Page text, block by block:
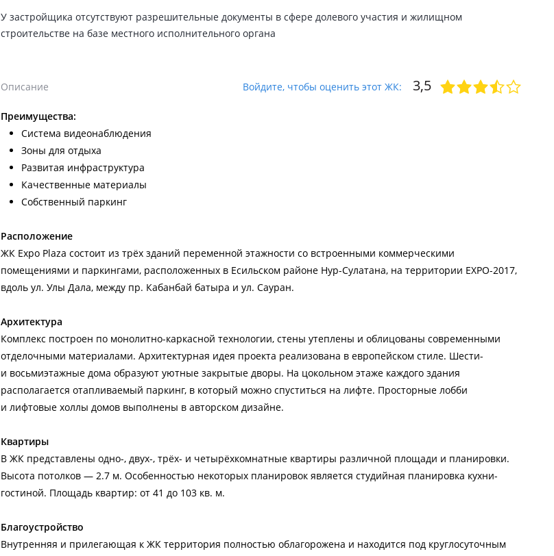
У застройщика отсутствуют разрешительные документы в сфере долевого участия и жилищном
строительстве на базе местного исполнительного органа
Описание Войдите, чтобы оценить этот ЖК: 3,5
Преимущества:
Система видеонаблюдения
Зоны для отдыха
Развитая инфраструктура
Качественные материалы
Собственный паркинг
Расположение
ЖК Expo Plaza состоит из трёх зданий переменной этажности со встроенными коммерческими
помещениями и паркингами, расположенных в Есильском районе Нур-Сулатана, на территории EXPO-2017,
вдоль ул. Улы Дала, между пр. Кабанбай батыра и ул. Сауран.
Архитектура
Комплекс построен по монолитно-каркасной технологии, стены утеплены и облицованы современными
отделочными материалами. Архитектурная идея проекта реализована в европейском стиле. Шести-
и восьмиэтажные дома образуют уютные закрытые дворы. На цокольном этаже каждого здания
располагается отапливаемый паркинг, в который можно спуститься на лифте. Просторные лобби
и лифтовые холлы домов выполнены в авторском дизайне.
Квартиры
В ЖК представлены одно-, двух-, трёх- и четырёхкомнатные квартиры различной площади и планировки.
Высота потолков — 2.7 м. Особенностью некоторых планировок является студийная планировка кухни-
гостиной. Площадь квартир: от 41 до 103 кв. м.
Благоустройство
Внутренняя и прилегающая к ЖК территория полностью облагорожена и находится под круглосуточным